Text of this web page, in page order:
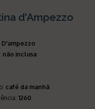
d'Ampezzo
D'ampezzo
: não inclusa
: café da manhã
:1260